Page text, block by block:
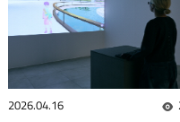
2026.04.16